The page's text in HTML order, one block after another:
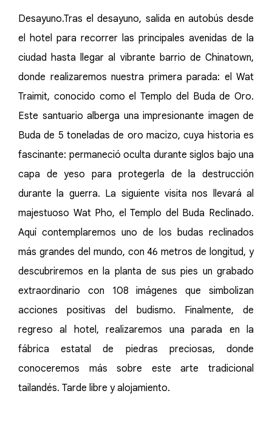
Desayuno.Tras el desayuno, salida en autobús desde
el hotel para recorrer las principales avenidas de la
ciudad hasta llegar al vibrante barrio de Chinatown,
donde realizaremos nuestra primera parada: el Wat
Traimit, conocido como el Templo del Buda de Oro.
Este santuario alberga una impresionante imagen de
Buda de 5 toneladas de oro macizo, cuya historia es
fascinante: permaneció oculta durante siglos bajo una
capa de yeso para protegerla de la destrucción
durante la guerra. La siguiente visita nos llevará al
majestuoso Wat Pho, el Templo del Buda Reclinado.
Aquí contemplaremos uno de los budas reclinados
más grandes del mundo, con 46 metros de longitud, y
descubriremos en la planta de sus pies un grabado
extraordinario con 108 imágenes que simbolizan
acciones positivas del budismo. Finalmente, de
regreso al hotel, realizaremos una parada en la
fábrica estatal de piedras preciosas, donde
conoceremos más sobre este arte tradicional
tailandés. Tarde libre y alojamiento.